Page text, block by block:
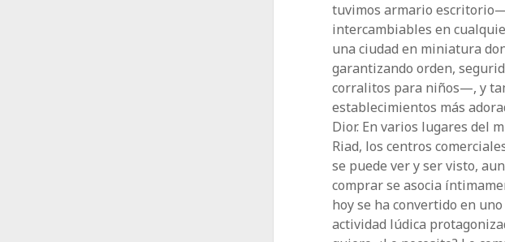
tuvimos armario
intercambiables en
una ciudad en miniatura
garantizando orden,
corralitos para niños—, y
establecimientos más
Dior. En varios lugares del
Riad, los centros
se puede ver y ser visto,
comprar se asocia
hoy se ha convertido en
actividad lúdica